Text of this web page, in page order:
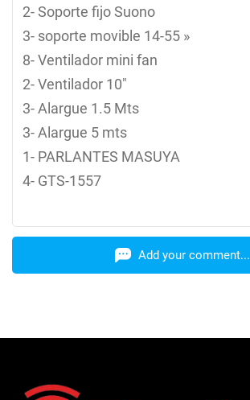
2- Soporte fijo Suono
3- soporte movible 14-55 »
8- Ventilador mini fan
2- Ventilador 10″
3- Alargue 1.5 Mts
3- Alargue 5 mts
1- PARLANTES MASUYA
4- GTS-1557
Add your comment...